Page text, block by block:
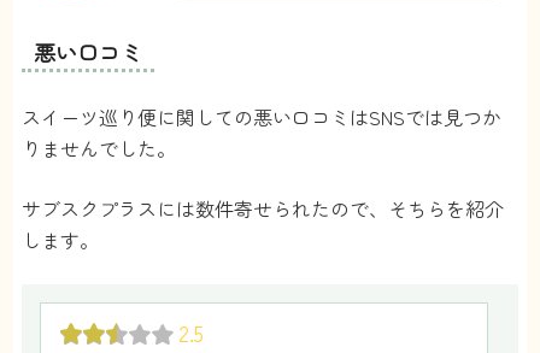
楽しめます！
今まで甘いものはそんなに好きじゃなかったの
ですが、スイーツ巡り便をはじめてから甘いも
られてくるスイーツはどれも美味しくて、上品
な甘さなので家族みんなで楽しめます。
悪い口コミ
スイーツ巡り便に関しての悪い口コミはSNSでは見つか
りませんでした。
サブスクプラスには数件寄せられたので、そちらを紹介
します。
2.5